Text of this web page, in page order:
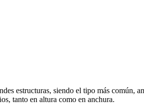
estructuras, siendo el tipo más común,
tanto en altura como en anchura.